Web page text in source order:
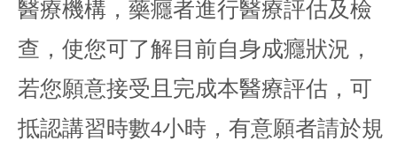
醫療機構，藥癮者進行醫療評估及檢
查，使您可了解目前自身成癮狀況，
若您願意接受且完成本醫療評估，可
抵認講習時數4小時，有意願者請於規